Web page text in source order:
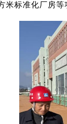
米标准化厂房